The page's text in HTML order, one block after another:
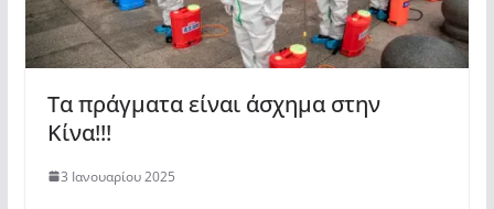
Τα πράγματα είναι άσχημα στην
Κίνα!!!
3 Ιανουαρίου 2025